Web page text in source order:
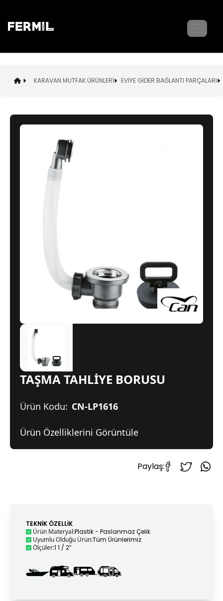
KARAVAN MUTFAK ÜRÜNLERİ EVİYE GİDER BAĞLANTI PARÇALARI
TAŞMA TAHLİYE BORUSU
Ürün Kodu: CN-LP1616
Ürün Özelliklerini Görüntüle
Paylaş:
TEKNIK ÖZELLIK
Ürün Materyal:Plastik - Paslanmaz Çelik
Uyumlu Olduğu Ürün:Tüm Ürünlerimiz
Ölçüler:1 1 / 2”